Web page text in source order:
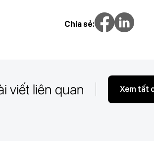
Chia sẻ:
viết liên quan Xem tất